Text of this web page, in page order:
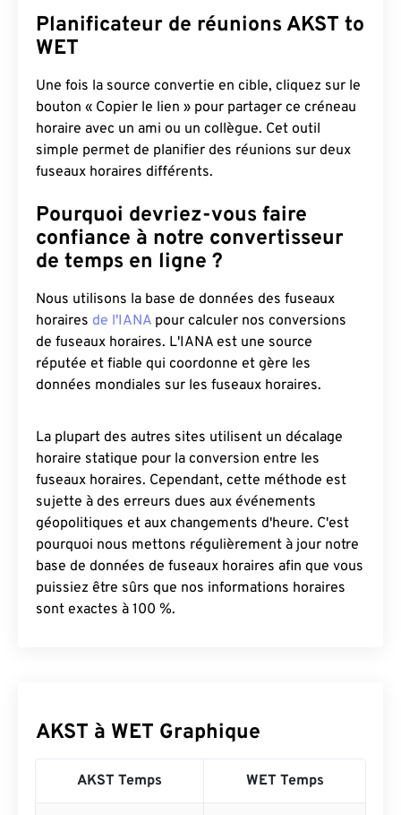
Planificateur de réunions AKST to
WET
Une fois la source convertie en cible, cliquez sur le
bouton « Copier le lien » pour partager ce créneau
horaire avec un ami ou un collègue. Cet outil
simple permet de planifier des réunions sur deux
fuseaux horaires différents.
Pourquoi devriez-vous faire
confiance à notre convertisseur
de temps en ligne ?
Nous utilisons la base de données des fuseaux
horaires de l'IANA pour calculer nos conversions
de fuseaux horaires. L'IANA est une source
réputée et fiable qui coordonne et gère les
données mondiales sur les fuseaux horaires.
La plupart des autres sites utilisent un décalage
horaire statique pour la conversion entre les
fuseaux horaires. Cependant, cette méthode est
sujette à des erreurs dues aux événements
géopolitiques et aux changements d'heure. C'est
pourquoi nous mettons régulièrement à jour notre
base de données de fuseaux horaires afin que vous
puissiez être sûrs que nos informations horaires
sont exactes à 100 %.
AKST à WET Graphique
AKST Temps WET Temps